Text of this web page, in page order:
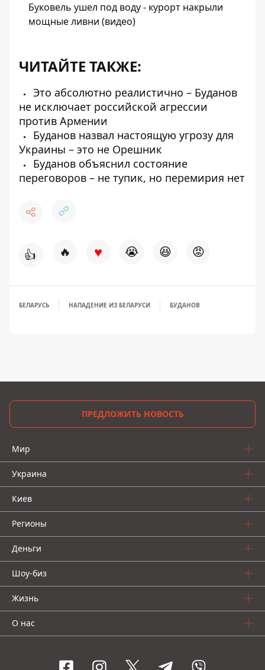
Буковель ушел под воду - курорт накрыли
мощные ливни (видео)
ЧИТАЙТЕ ТАКЖЕ:
Это абсолютно реалистично – Буданов
не исключает российской агрессии
против Армении
Буданов назвал настоящую угрозу для
Украины – это не Орешник
Буданов объяснил состояние
переговоров – не тупик, но перемирия нет
👍 🔥 ♥ 😭 😆 😡
БЕЛАРУСЬ НАПАДЕНИЕ ИЗ БЕЛАРУСИ БУДАНОВ
ПРЕДЛОЖИТЬ НОВОСТЬ
Мир
Украина
Киев
Регионы
Деньги
Шоу-биз
Жизнь
О нас